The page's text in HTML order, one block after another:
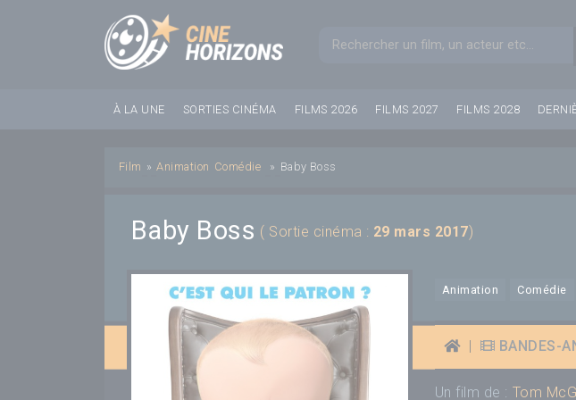
Formulaire de
À LA UNE SORTIES CINÉMA FILMS 2026 FILMS 2027 FILMS 2028
Film » Animation Comédie » Baby Boss
Baby Boss ( Sortie cinéma : 29 mars 2017)
Animation Comédie
BANDES-
Un film de : Tom
Panneau de gestion des cookies